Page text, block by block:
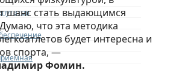
шанс стать выдающимся
что эта методика
будет интересна и
спорта, —
Фомин.